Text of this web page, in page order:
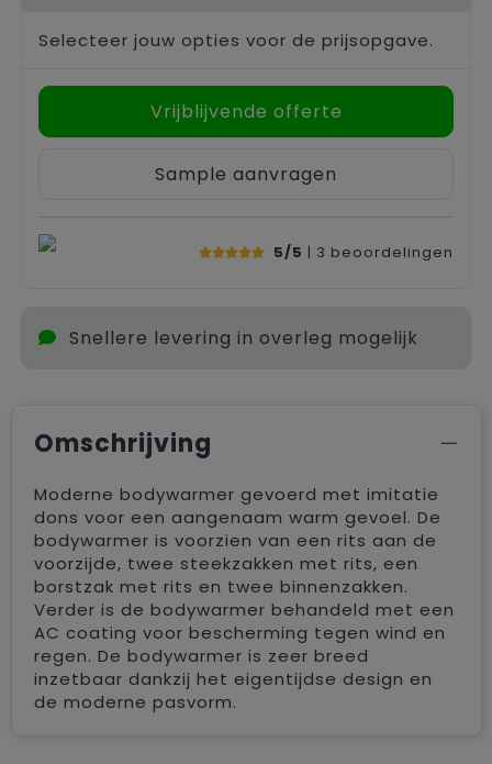
Selecteer jouw opties voor de prijsopgave.
Vrijblijvende offerte
Sample aanvragen
5/5 | 3 beoordelingen
Snellere levering in overleg mogelijk
Omschrijving
Moderne bodywarmer gevoerd met imitatie
dons voor een aangenaam warm gevoel. De
bodywarmer is voorzien van een rits aan de
voorzijde, twee steekzakken met rits, een
borstzak met rits en twee binnenzakken.
Verder is de bodywarmer behandeld met een
AC coating voor bescherming tegen wind en
regen. De bodywarmer is zeer breed
inzetbaar dankzij het eigentijdse design en
de moderne pasvorm.